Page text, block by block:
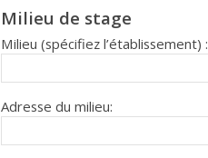
Milieu de stage
Milieu (spécifiez l’établissement) :
Adresse du milieu: